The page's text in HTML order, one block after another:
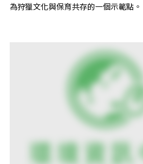
為狩獵文化與保育共存的一個示範點。